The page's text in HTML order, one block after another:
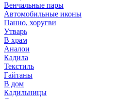
Венчальные пары
Автомобильные иконы
Панно, хоругви
Утварь
В храм
Аналои
Кадила
Текстиль
Гайтаны
В дом
Кадильницы